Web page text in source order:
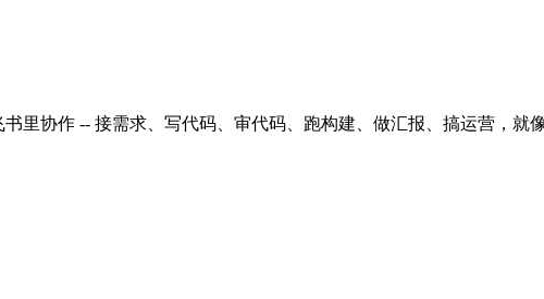
里协作 -- 接需求、写代码、审代码、跑构建、做汇报、搞运营，就